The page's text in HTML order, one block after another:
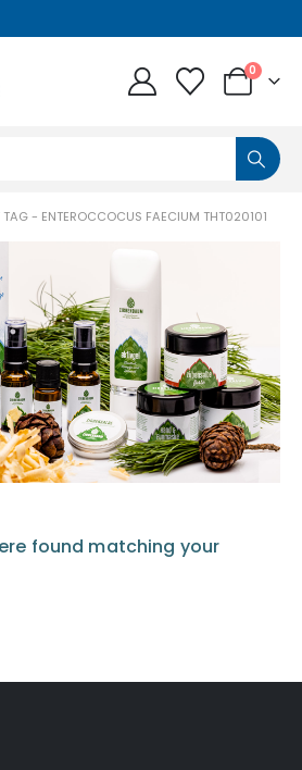
0
TAG - ENTEROCCOCUS FAECIUM THT020101
found matching your